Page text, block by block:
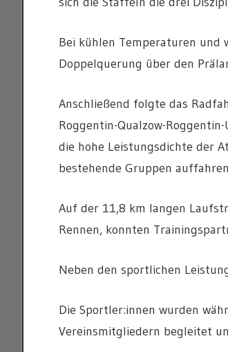
Bei kühlen Temperaturen
Doppelquerung über den
Anschließend folgte das
Roggentin-Qualzow-
die hohe Leistungsdichte der
bestehende Gruppen
Auf der 11,8 km langen
Rennen, konnten
Neben den sportlichen
Die Sportler:innen wurden
Vereinsmitgliedern begleitet